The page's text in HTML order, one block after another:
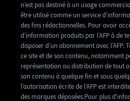
n’est pas destiné à un usage
être utilisé comme un service
des fins rédactionnelles. Pour avoir
d’information produits par l’AFP à de
disposer d’un abonnement avec
ce site et de son contenu, notamment
représentation ou distribution de tout
son contenu à quelque fin et sous
l’autorisation écrite de l’AFP est
des marques déposées.Pour plus